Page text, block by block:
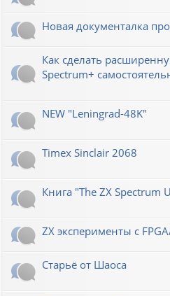
Новая документалка
Как сделать
Spectrum+
NEW "Leningrad-48K"
Timex Sinclair 2068
Книга "The ZX Spectrum
ZX эксперименты с
Старьё от Шаоса